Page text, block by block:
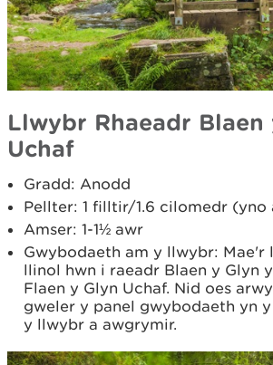
Llwybr Rhaeadr Blaen
Uchaf
Gradd: Anodd
Pellter: 1 filltir/1.6 cilomedr (yno
Amser: 1-1½ awr
Gwybodaeth am y llwybr: Mae'r
llinol hwn i raeadr Blaen y Glyn
Flaen y Glyn Uchaf. Nid oes
gweler y panel gwybodaeth yn
y llwybr a awgrymir.